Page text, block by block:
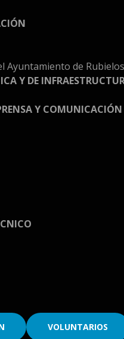
Ayuntamiento de
Y DE
Y COMUNICACIÓN
VOLUNTARIOS